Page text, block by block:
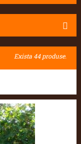
Exista 44 produse.